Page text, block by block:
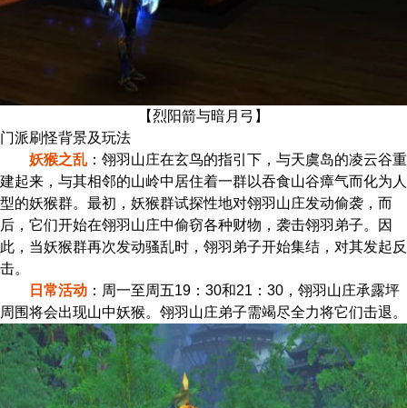
【烈阳箭与暗月弓】
门派刷怪背景及玩法
妖猴之乱 ：翎羽山庄在玄鸟的指引下，与天虞岛的凌云谷重
建起来，与其相邻的山岭中居住着一群以吞食山谷瘴气而化为人
型的妖猴群。最初，妖猴群试探性地对翎羽山庄发动偷袭，而
后，它们开始在翎羽山庄中偷窃各种财物，袭击翎羽弟子。因
此，当妖猴群再次发动骚乱时，翎羽弟子开始集结，对其发起反
击。
日常活动 ：周一至周五19：30和21：30，翎羽山庄承露坪
周围将会出现山中妖猴。翎羽山庄弟子需竭尽全力将它们击退。